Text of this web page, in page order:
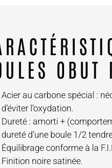
OBUT
Acier au carbone spécial :
d’éviter l’oxydation.
Dureté : amorti +
dureté d’une boule 1/2
Équilibrage conforme à la
Finition noire satinée.
Sacoche traditionnelle
22.00$